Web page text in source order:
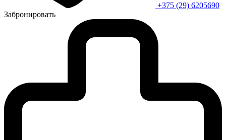
+375 (29) 6205690
Забронировать